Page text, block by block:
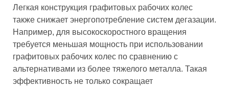
Легкая конструкция графитовых рабочих колес
также снижает энергопотребление систем дегазации.
Например, для высокоскоростного вращения
требуется меньшая мощность при использовании
графитовых рабочих колес по сравнению с
альтернативами из более тяжелого металла. Такая
эффективность не только сокращает